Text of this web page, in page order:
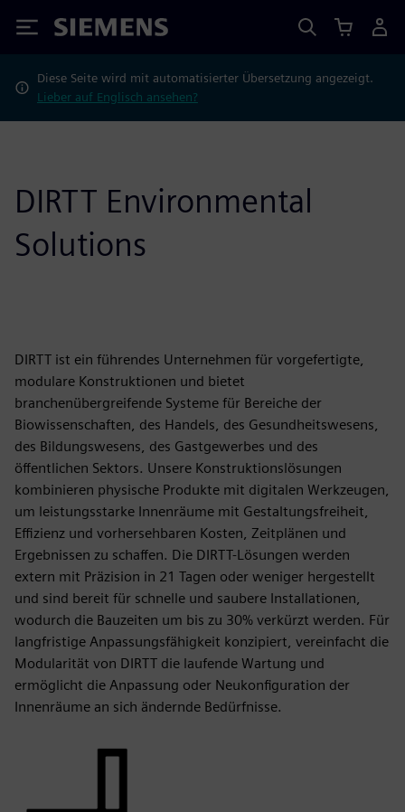
Siemens
Diese Seite wird mit automatisierter Übersetzung angezeigt.
Lieber auf Englisch ansehen?
DIRTT Environmental
Solutions
DIRTT ist ein führendes Unternehmen für vorgefertigte,
modulare Konstruktionen und bietet
branchenübergreifende Systeme für Bereiche der
Biowissenschaften, des Handels, des Gesundheitswesens,
des Bildungswesens, des Gastgewerbes und des
öffentlichen Sektors. Unsere Konstruktionslösungen
kombinieren physische Produkte mit digitalen Werkzeugen,
um leistungsstarke Innenräume mit Gestaltungsfreiheit,
Effizienz und vorhersehbaren Kosten, Zeitplänen und
Ergebnissen zu schaffen. Die DIRTT-Lösungen werden
extern mit Präzision in 21 Tagen oder weniger hergestellt
und sind bereit für schnelle und saubere Installationen,
wodurch die Bauzeiten um bis zu 30% verkürzt werden. Für
langfristige Anpassungsfähigkeit konzipiert, vereinfacht die
Modularität von DIRTT die laufende Wartung und
ermöglicht die Anpassung oder Neukonfiguration der
Innenräume an sich ändernde Bedürfnisse.